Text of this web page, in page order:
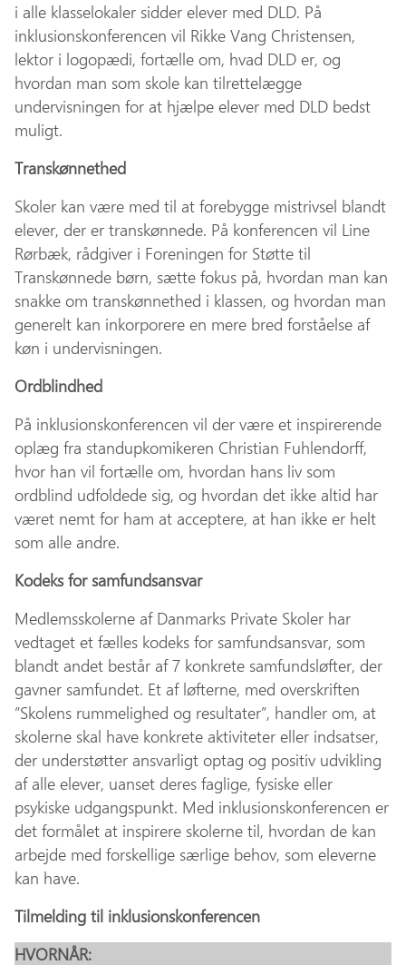
i alle klasselokaler sidder elever med DLD. På
inklusionskonferencen vil Rikke Vang Christensen,
lektor i logopædi, fortælle om, hvad DLD er, og
hvordan man som skole kan tilrettelægge
undervisningen for at hjælpe elever med DLD bedst
muligt.
Transkønnethed
Skoler kan være med til at forebygge mistrivsel blandt
elever, der er transkønnede. På konferencen vil Line
Rørbæk, rådgiver i Foreningen for Støtte til
Transkønnede børn, sætte fokus på, hvordan man kan
snakke om transkønnethed i klassen, og hvordan man
generelt kan inkorporere en mere bred forståelse af
køn i undervisningen.
Ordblindhed
På inklusionskonferencen vil der være et inspirerende
oplæg fra standupkomikeren Christian Fuhlendorff,
hvor han vil fortælle om, hvordan hans liv som
ordblind udfoldede sig, og hvordan det ikke altid har
været nemt for ham at acceptere, at han ikke er helt
som alle andre.
Kodeks for samfundsansvar
Medlemsskolerne af Danmarks Private Skoler har
vedtaget et fælles kodeks for samfundsansvar, som
blandt andet består af 7 konkrete samfundsløfter, der
gavner samfundet. Et af løfterne, med overskriften
”Skolens rummelighed og resultater”, handler om, at
skolerne skal have konkrete aktiviteter eller indsatser,
der understøtter ansvarligt optag og positiv udvikling
af alle elever, uanset deres faglige, fysiske eller
psykiske udgangspunkt. Med inklusionskonferencen er
det formålet at inspirere skolerne til, hvordan de kan
arbejde med forskellige særlige behov, som eleverne
kan have.
Tilmelding til inklusionskonferencen
HVORNÅR: